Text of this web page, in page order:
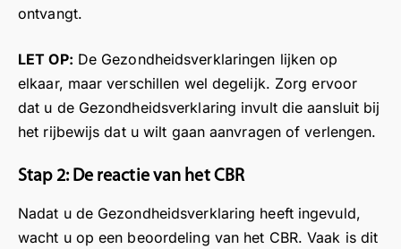
ontvangt.
LET OP: De Gezondheidsverklaringen lijken op
elkaar, maar verschillen wel degelijk. Zorg ervoor
dat u de Gezondheidsverklaring invult die aansluit bij
het rijbewijs dat u wilt gaan aanvragen of verlengen.
Stap 2: De reactie van het CBR
Nadat u de Gezondheidsverklaring heeft ingevuld,
wacht u op een beoordeling van het CBR. Vaak is dit